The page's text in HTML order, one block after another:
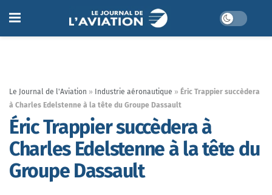
Le Journal de l'Aviation » Industrie aéronautique » Éric Trappier succèdera
à Charles Edelstenne à la tête du Groupe Dassault
Éric Trappier succèdera à
Charles Edelstenne à la tête du
Groupe Dassault